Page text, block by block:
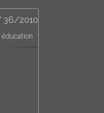
36/2010
éducation